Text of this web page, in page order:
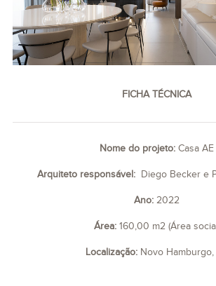
FICHA TÉCNICA
Nome do projeto:Casa AE
Arquiteto responsável: Diego Becker e
Ano:2022
Área: 160,00 m2 (Área
Localização:Novo Hamburgo,